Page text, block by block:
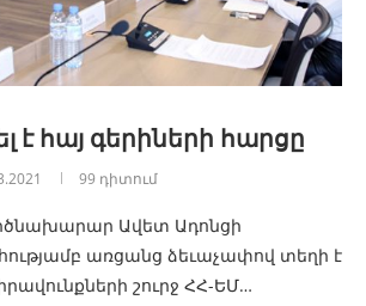
է հայ գերիների հարցը
99 դիտում
Ավետ Ադոնցի
առցանց ձեւաչափով տեղի է
շուրջ ՀՀ-ԵՄ…